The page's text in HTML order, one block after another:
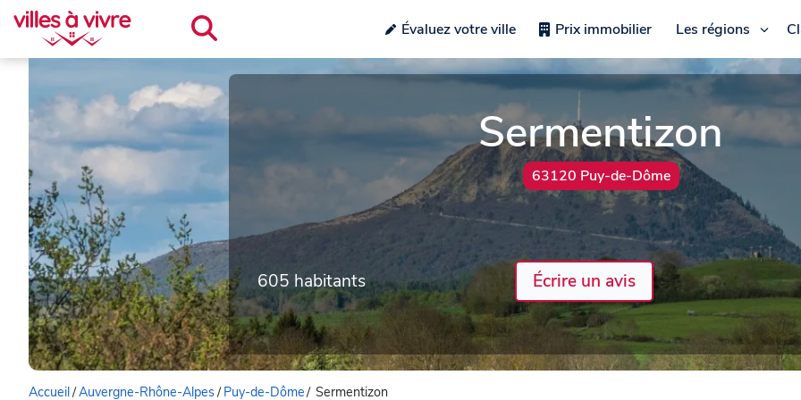
Évaluez votre ville Prix immobilier Les régions
Sermentizon
63120 Puy-de-Dôme
605 habitants Écrire un avis
Accueil/Auvergne-Rhône-Alpes/ Puy-de-Dôme/ Sermentizon